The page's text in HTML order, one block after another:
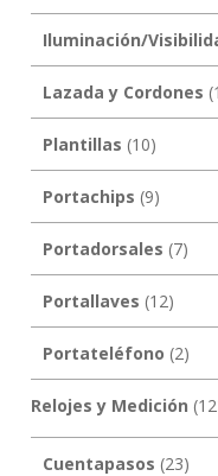
Iluminación/
Lazada y Cordones
Plantillas (10)
Portachips (9)
Portadorsales (7)
Portallaves (12)
Portateléfono (2)
Relojes y Medición
Cuentapasos (23)